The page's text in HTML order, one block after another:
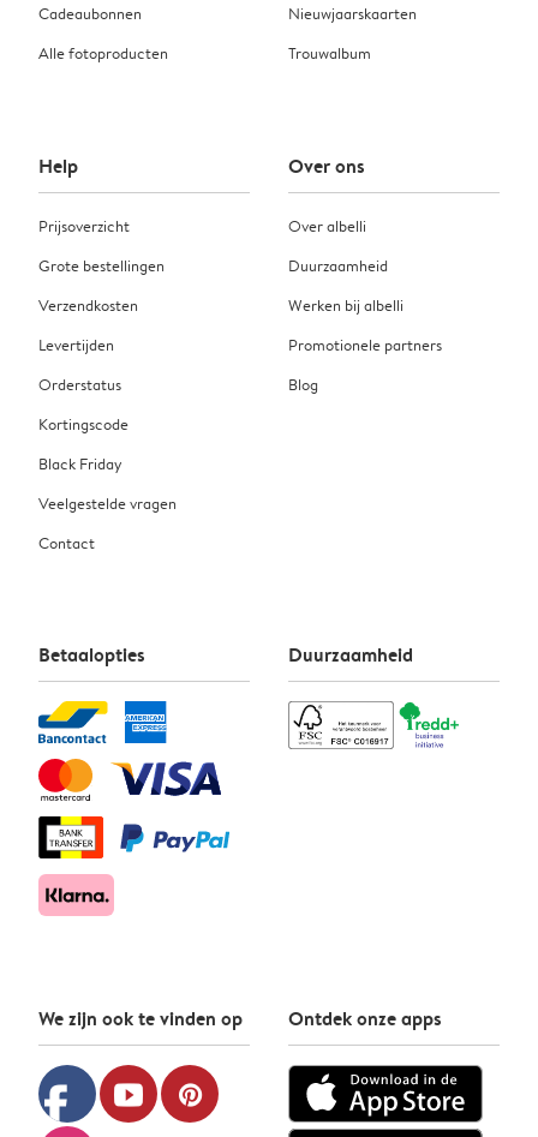
Cadeaubonnen
Alle fotoproducten
Nieuwjaarskaarten
Trouwalbum
Help
Prijsoverzicht
Grote bestellingen
Verzendkosten
Levertijden
Orderstatus
Kortingscode
Black Friday
Veelgestelde vragen
Contact
Over ons
Over albelli
Duurzaamheid
Werken bij albelli
Promotionele partners
Blog
Betaalopties Duurzaamheid
We zijn ook te vinden op
facebook youtube pinterest
Ontdek onze apps